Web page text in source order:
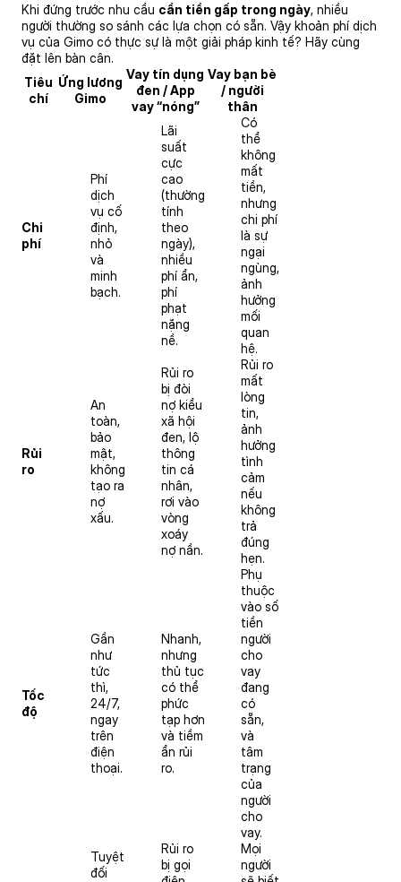
Khi đứng trước nhu cầu cần tiền gấp trong ngày, nhiều
người thường so sánh các lựa chọn có sẵn. Vậy khoản phí dịch
vụ của Gimo có thực sự là một giải pháp kinh tế? Hãy cùng
đặt lên bàn cân.
Tiêu
chí
Ứng lương
Gimo
Vay tín dụng
đen / App
vay “nóng”
Vay bạn bè
/ người
thân
Chi
phí
Phí
dịch
vụ cố
định,
nhỏ
và
minh
bạch.
Lãi
suất
cực
cao
(thường
tính
theo
ngày),
nhiều
phí ẩn,
phí
phạt
nặng
nề.
Có
thể
không
mất
tiền,
nhưng
chi phí
là sự
ngại
ngùng,
ảnh
hưởng
mối
quan
hệ.
Rủi
ro
An
toàn,
bảo
mật,
không
tạo ra
nợ
xấu.
Rủi ro
bị đòi
nợ kiểu
xã hội
đen, lộ
thông
tin cá
nhân,
rơi vào
vòng
xoáy
nợ nần.
Rủi ro
mất
lòng
tin,
ảnh
hưởng
tình
cảm
nếu
không
trả
đúng
hẹn.
Tốc
độ
Gần
như
tức
thì,
24/7,
ngay
trên
điện
thoại.
Nhanh,
nhưng
thủ tục
có thể
phức
tạp hơn
và tiềm
ẩn rủi
ro.
Phụ
thuộc
vào số
tiền
người
cho
vay
đang
có
sẵn,
và
tâm
trạng
của
người
cho
vay.
Tuyệt
đối
Rủi ro
bị gọi
Mọi
người